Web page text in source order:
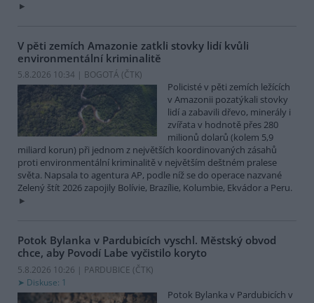
V pěti zemích Amazonie zatkli stovky lidí kvůli
environmentální kriminalitě
5.8.2026 10:34 | BOGOTÁ (ČTK)
Policisté v pěti zemích ležících
v Amazonii pozatýkali stovky
lidí a zabavili dřevo, minerály i
zvířata v hodnotě přes 280
milionů dolarů (kolem 5,9
miliard korun) při jednom z největších koordinovaných zásahů
proti environmentální kriminalitě v největším deštném pralese
světa. Napsala to agentura AP, podle níž se do operace nazvané
Zelený štít 2026 zapojily Bolívie, Brazílie, Kolumbie, Ekvádor a Peru.
Potok Bylanka v Pardubicích vyschl. Městský obvod
chce, aby Povodí Labe vyčistilo koryto
5.8.2026 10:26 | PARDUBICE (ČTK)
Diskuse: 1
Potok Bylanka v Pardubicích v